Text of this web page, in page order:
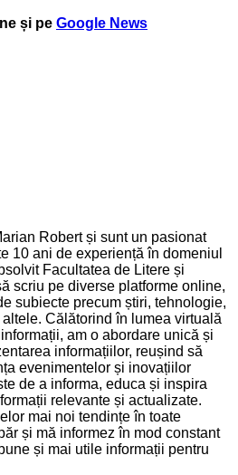
și pe Google News
Robert și sunt un pasionat
10 ani de experiență în domeniul
Facultatea de Litere și
scriu pe diverse platforme online,
subiecte precum știri, tehnologie,
Călătorind în lumea virtuală
am o abordare unică și
informațiilor, reușind să
evenimentelor și inovațiilor
de a informa, educa și inspira
relevante și actualizate.
mai noi tendințe în toate
și mă informez în mod constant
și mai utile informații pentru